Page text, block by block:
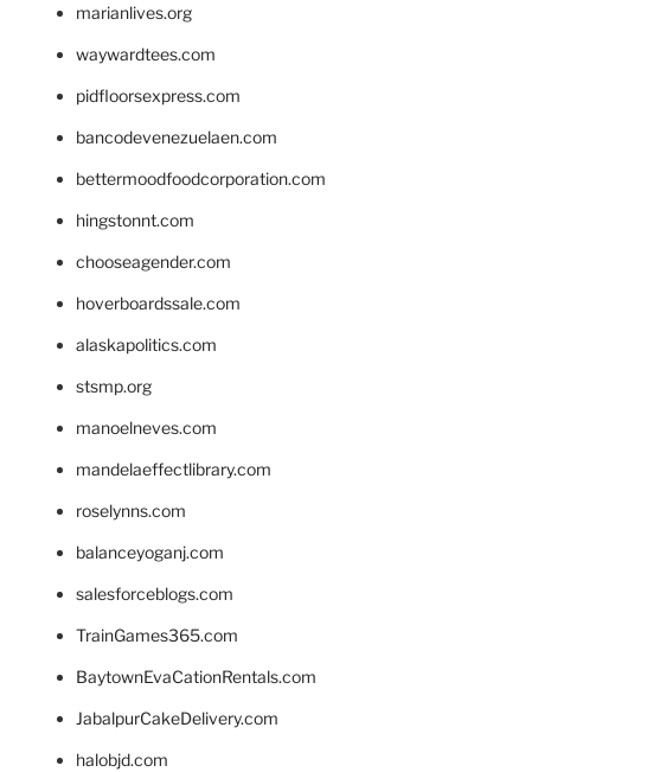
marianlives.org
waywardtees.com
pidfloorsexpress.com
bancodevenezuelaen.com
bettermoodfoodcorporation.com
hingstonnt.com
chooseagender.com
hoverboardssale.com
alaskapolitics.com
stsmp.org
manoelneves.com
mandelaeffectlibrary.com
roselynns.com
balanceyoganj.com
salesforceblogs.com
TrainGames365.com
BaytownEvaCationRentals.com
JabalpurCakeDelivery.com
halobjd.com